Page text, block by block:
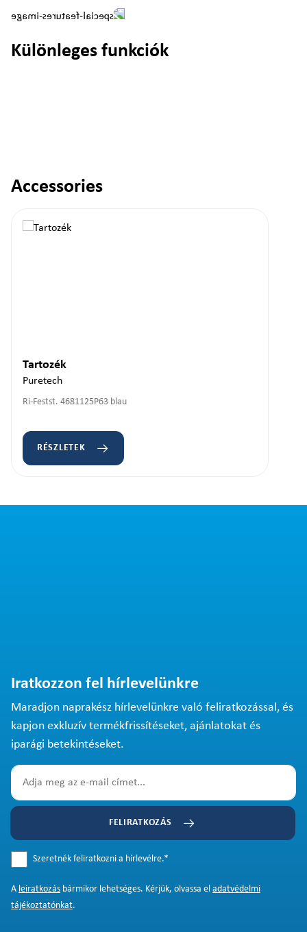
Különleges funkciók
Termékgaléria kihagyása
Accessories
Tartozék
Puretech
Ri-Festst. 4681125P63 blau
RÉSZLETEK
Iratkozzon fel hírlevelünkre
Maradjon naprakész hírlevelünkre való feliratkozással, és
kapjon exkluzív termékfrissítéseket, ajánlatokat és
iparági betekintéseket.
FELIRATKOZÁS
Szeretnék feliratkozni a hírlevélre.*
A leiratkozás bármikor lehetséges. Kérjük, olvassa el adatvédelmi
tájékoztatónkat.